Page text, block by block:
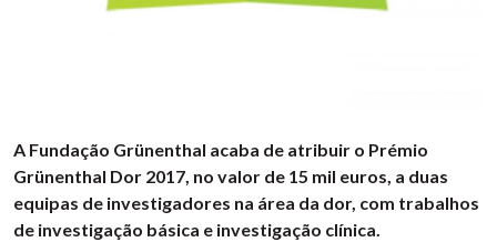
A Fundação Grünenthal acaba de atribuir o Prémio
Grünenthal Dor 2017, no valor de 15 mil euros, a duas
equipas de investigadores na área da dor, com trabalhos
de investigação básica e investigação clínica.